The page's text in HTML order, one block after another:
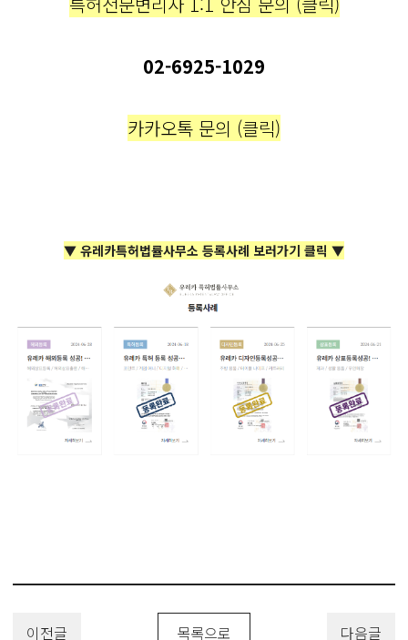
02-6925-1029
카카오톡 문의 (클릭)
▼ 유레카특허법률사무소 등록사례 보러가기 클릭 ▼
이전글 목록으로 다음글